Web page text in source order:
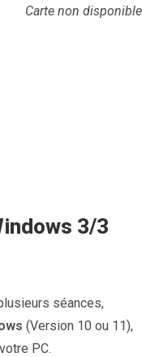
Carte non disponible
3/3
séances,
(Version 10 ou 11),
PC.